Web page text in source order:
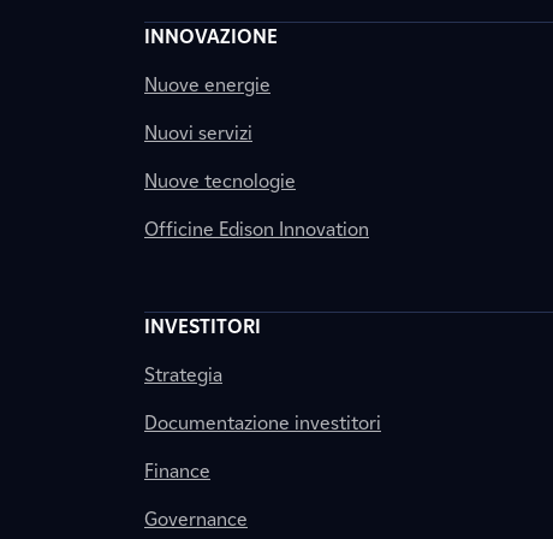
INNOVAZIONE
Nuove energie
Nuovi servizi
Nuove tecnologie
Officine Edison Innovation
INVESTITORI
Strategia
Documentazione investitori
Finance
Governance